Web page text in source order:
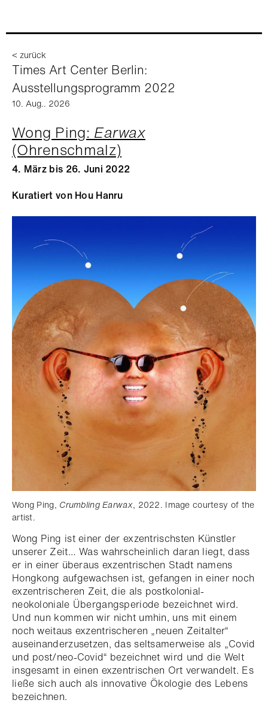
< zurück
Times Art Center Berlin:
Ausstellungsprogramm 2022
10. Aug.. 2026
Wong Ping: Earwax
(Ohrenschmalz)
4. März bis 26. Juni 2022
Kuratiert von Hou Hanru
Wong Ping, Crumbling Earwax, 2022. Image courtesy of the
artist.
Wong Ping ist einer der exzentrischsten Künstler
unserer Zeit… Was wahrscheinlich daran liegt, dass
er in einer überaus exzentrischen Stadt namens
Hongkong aufgewachsen ist, gefangen in einer noch
exzentrischeren Zeit, die als postkolonial-
neokoloniale Übergangsperiode bezeichnet wird.
Und nun kommen wir nicht umhin, uns mit einem
noch weitaus exzentrischeren „neuen Zeitalter“
auseinanderzusetzen, das seltsamerweise als „Covid
und post/neo-Covid“ bezeichnet wird und die Welt
insgesamt in einen exzentrischen Ort verwandelt. Es
ließe sich auch als innovative Ökologie des Lebens
bezeichnen.